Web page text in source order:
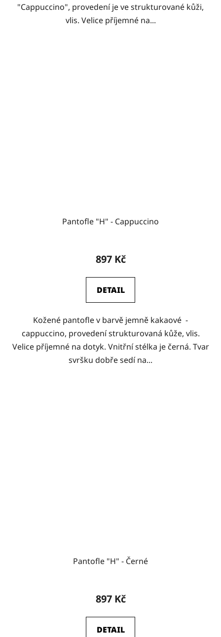
"Cappuccino", provedení je ve strukturované kůži,
vlis. Velice příjemné na...
Pantofle "H" - Cappuccino
897 Kč
DETAIL
Kožené pantofle v barvě jemně kakaové -
cappuccino, provedení strukturovaná kůže, vlis.
Velice příjemné na dotyk. Vnitřní stélka je černá. Tvar
svršku dobře sedí na...
Pantofle "H" - Černé
897 Kč
DETAIL